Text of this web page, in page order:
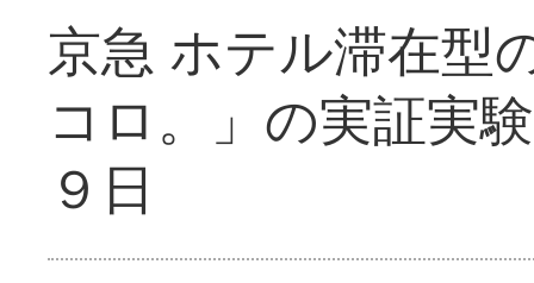
京急 ホテル滞在型
コロ。」の実証実
９日